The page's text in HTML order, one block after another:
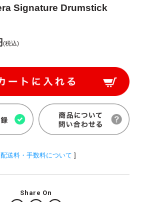
Signature Drumstick
(税込)
配送料・手数料について ]
Share On